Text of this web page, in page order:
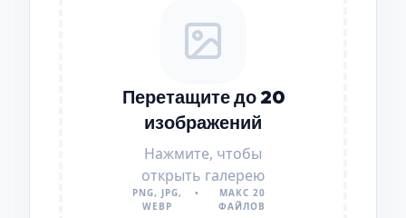
Перетащите до 20
изображений
Нажмите, чтобы
открыть галерею
PNG, JPG,
WEBP
•
МАКС 20
ФАЙЛОВ